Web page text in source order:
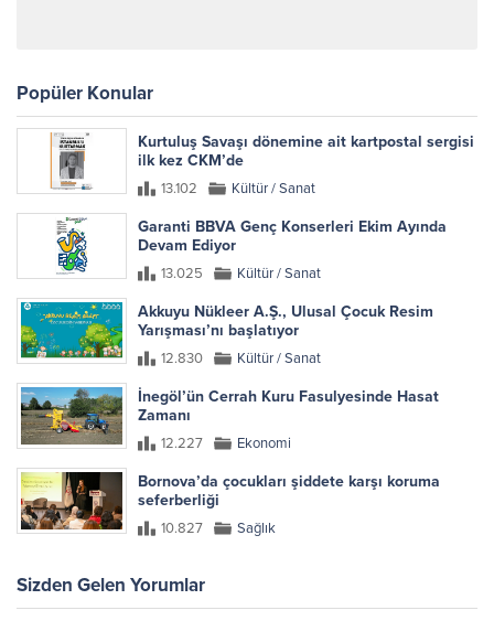
Popüler Konular
Kurtuluş Savaşı dönemine ait kartpostal sergisi
ilk kez CKM’de
13.102 Kültür / Sanat
Garanti BBVA Genç Konserleri Ekim Ayında
Devam Ediyor
13.025 Kültür / Sanat
Akkuyu Nükleer A.Ş., Ulusal Çocuk Resim
Yarışması’nı başlatıyor
12.830 Kültür / Sanat
İnegöl’ün Cerrah Kuru Fasulyesinde Hasat
Zamanı
12.227 Ekonomi
Bornova’da çocukları şiddete karşı koruma
seferberliği
10.827 Sağlık
Sizden Gelen Yorumlar